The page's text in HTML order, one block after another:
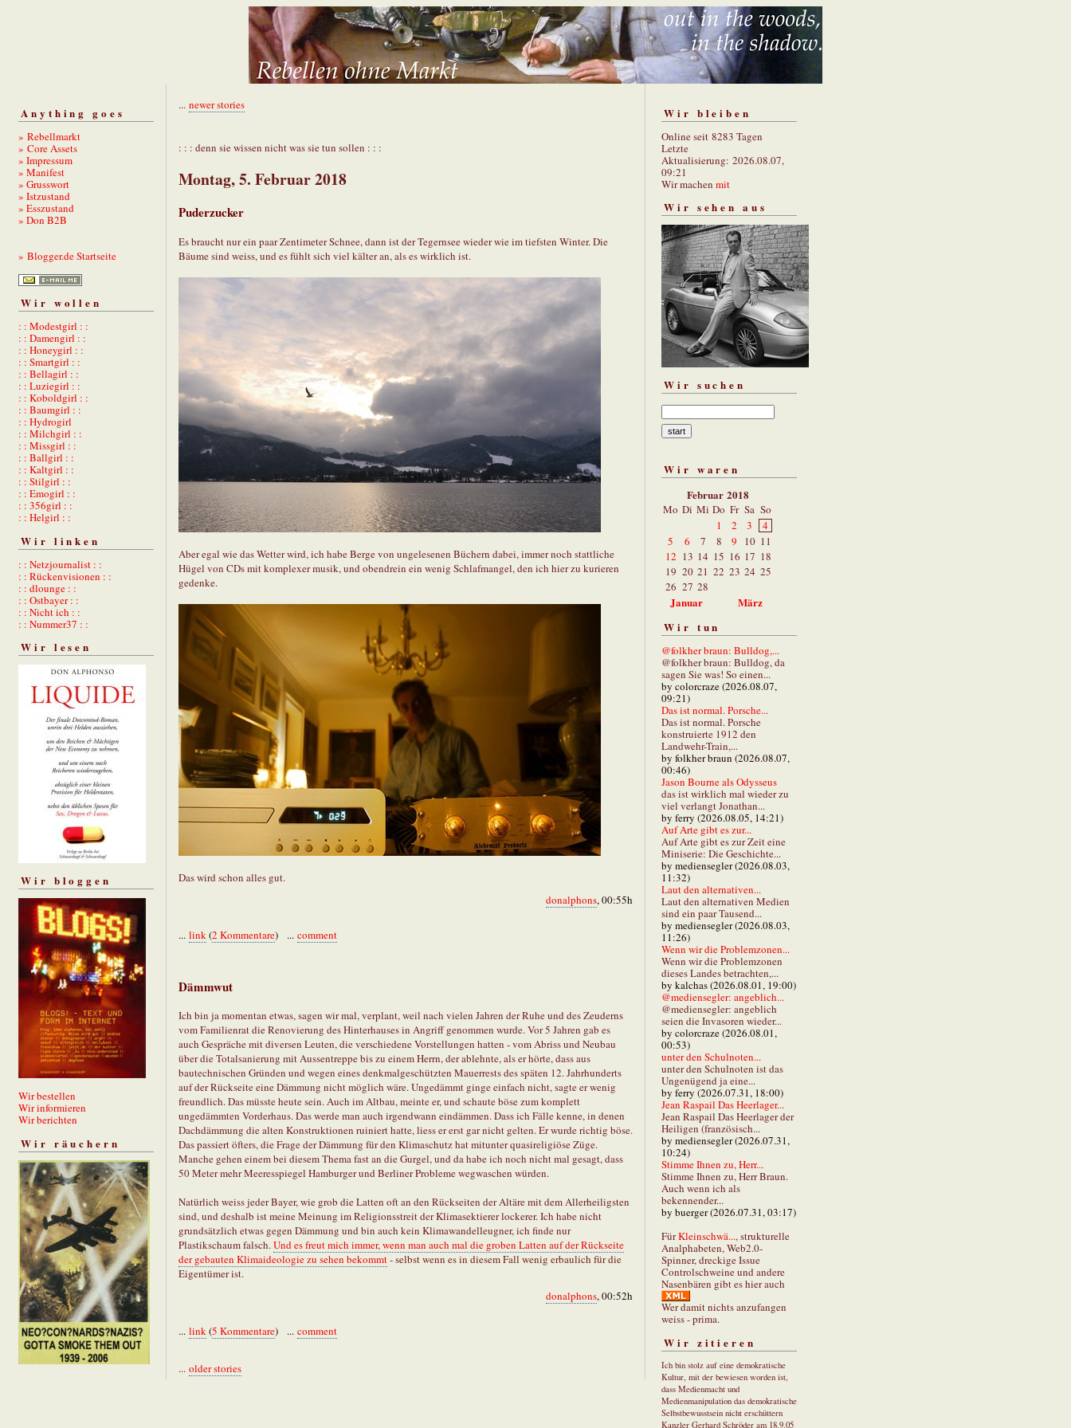
Anything goes
» Rebellmarkt
» Core Assets
» Impressum
» Manifest
» Grusswort
» Istzustand
» Esszustand
» Don B2B
» Blogger.de Startseite
Wir wollen
: : Modestgirl : :
: : Damengirl : :
: : Honeygirl : :
: : Smartgirl : :
: : Bellagirl : :
: : Luziegirl : :
: : Koboldgirl : :
: : Baumgirl : :
: : Hydrogirl
: : Milchgirl : :
: : Missgirl : :
: : Ballgirl : :
: : Kaltgirl : :
: : Stilgirl : :
: : Emogirl : :
: : 356girl : :
: : Helgirl : :
Wir linken
: : Netzjournalist : :
: : Rückenvisionen : :
: : dlounge : :
: : Ostbayer : :
: : Nicht ich : :
: : Nummer37 : :
Wir lesen
Wir bloggen
Wir bestellen
Wir informieren
Wir berichten
Wir räuchern
... newer stories
: : : denn sie wissen nicht was sie tun sollen : : :
Montag, 5. Februar 2018
Puderzucker
Es braucht nur ein paar Zentimeter Schnee, dann ist der Tegernsee wieder wie im tiefsten Winter. Die
Bäume sind weiss, und es fühlt sich viel kälter an, als es wirklich ist.
Aber egal wie das Wetter wird, ich habe Berge von ungelesenen Büchern dabei, immer noch stattliche
Hügel von CDs mit komplexer musik, und obendrein ein wenig Schlafmangel, den ich hier zu kurieren
gedenke.
Das wird schon alles gut.
donalphons, 00:55h
... link (2 Kommentare) ... comment
Dämmwut
Ich bin ja momentan etwas, sagen wir mal, verplant, weil nach vielen Jahren der Ruhe und des Zeuderns
vom Familienrat die Renovierung des Hinterhauses in Angriff genommen wurde. Vor 5 Jahren gab es
auch Gespräche mit diversen Leuten, die verschiedene Vorstellungen hatten - vom Abriss und Neubau
über die Totalsanierung mit Aussentreppe bis zu einem Herrn, der ablehnte, als er hörte, dass aus
bautechnischen Gründen und wegen eines denkmalgeschützten Mauerrests des späten 12. Jahrhunderts
auf der Rückseite eine Dämmung nicht möglich wäre. Ungedämmt ginge einfach nicht, sagte er wenig
freundlich. Das müsste heute sein. Auch im Altbau, meinte er, und schaute böse zum komplett
ungedämmten Vorderhaus. Das werde man auch irgendwann eindämmen. Dass ich Fälle kenne, in denen
Dachdämmung die alten Konstruktionen ruiniert hatte, liess er erst gar nicht gelten. Er wurde richtig böse.
Das passiert öfters, die Frage der Dämmung für den Klimaschutz hat mitunter quasireligiöse Züge.
Manche gehen einem bei diesem Thema fast an die Gurgel, und da habe ich noch nicht mal gesagt, dass
50 Meter mehr Meeresspiegel Hamburger und Berliner Probleme wegwaschen würden.
Natürlich weiss jeder Bayer, wie grob die Latten oft an den Rückseiten der Altäre mit dem Allerheiligsten
sind, und deshalb ist meine Meinung im Religionsstreit der Klimasektierer lockerer. Ich habe nicht
grundsätzlich etwas gegen Dämmung und bin auch kein Klimawandelleugner, ich finde nur
Plastikschaum falsch.Und es freut mich immer, wenn man auch mal die groben Latten auf der Rückseite
der gebauten Klimaideologie zu sehen bekommt- selbst wenn es in diesem Fall wenig erbaulich für die
Eigentümer ist.
donalphons, 00:52h
... link(5 Kommentare) ... comment
... older stories
Wir bleiben
Online seit 8283 Tagen
Letzte
Aktualisierung: 2026.08.07,
09:21
Wir machen mit
Wir sehen aus
Wir suchen
Wir waren
Februar 2018
Mo Di Mi Do Fr Sa So
1
2 3
4
5
6 7 8 9 10 11
12 13 14 15 16 17 18
19 20 21 22 23 24 25
26 27 28
Januar
März
Wir tun
@folkher braun: Bulldog,...
@folkher braun: Bulldog, da
sagen Sie was! So einen...
by colorcraze (2026.08.07,
09:21)
Das ist normal. Porsche...
Das ist normal. Porsche
konstruierte 1912 den
Landwehr-Train,...
by folkher braun (2026.08.07,
00:46)
Jason Bourne als Odysseus
das ist wirklich mal wieder zu
viel verlangt Jonathan...
by ferry (2026.08.05, 14:21)
Auf Arte gibt es zur...
Auf Arte gibt es zur Zeit eine
Miniserie: Die Geschichte...
by mediensegler (2026.08.03,
11:32)
Laut den alternativen...
Laut den alternativen Medien
sind ein paar Tausend...
by mediensegler (2026.08.03,
11:26)
Wenn wir die Problemzonen...
Wenn wir die Problemzonen
dieses Landes betrachten,...
by kalchas (2026.08.01, 19:00)
@mediensegler: angeblich...
@mediensegler: angeblich
seien die Invasoren wieder...
by colorcraze (2026.08.01,
00:53)
unter den Schulnoten...
unter den Schulnoten ist das
Ungenügend ja eine...
by ferry (2026.07.31, 18:00)
Jean Raspail Das Heerlager...
Jean Raspail Das Heerlager der
Heiligen (französisch...
by mediensegler (2026.07.31,
10:24)
Stimme Ihnen zu, Herr...
Stimme Ihnen zu, Herr Braun.
Auch wenn ich als
bekennender...
by buerger (2026.07.31, 03:17)
FürKleinschwä..., strukturelle
Analphabeten, Web2.0-
Spinner, dreckige Issue
Controlschweine und andere
Nasenbären gibt es hier auch
Wer damit nichts anzufangen
weiss - prima.
Wir zitieren
Ich bin stolz auf eine demokratische
Kultur, mit der bewiesen worden ist,
dass Medienmacht und
Medienmanipulation das demokratische
Selbstbewusstsein nicht erschüttern
Kanzler Gerhard Schröder am 18.9.05